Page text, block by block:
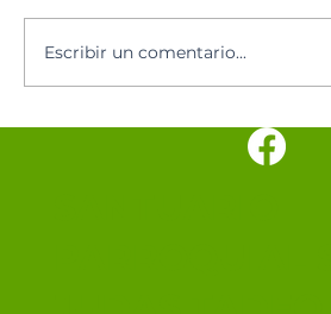
Los cinco minutos del
Escribir un comentario...